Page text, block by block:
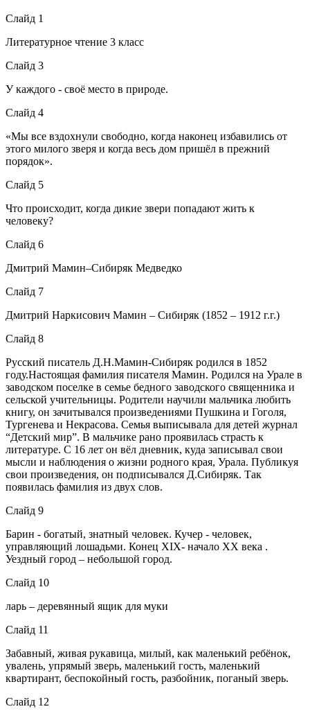
Слайд 1
Литературное чтение 3 класс
Слайд 3
У каждого - своё место в природе.
Слайд 4
«Мы все вздохнули свободно, когда наконец избавились от
этого милого зверя и когда весь дом пришёл в прежний
порядок».
Слайд 5
Что происходит, когда дикие звери попадают жить к
человеку?
Слайд 6
Дмитрий Мамин–Сибиряк Медведко
Слайд 7
Дмитрий Наркисович Мамин – Сибиряк (1852 – 1912 г.г.)
Слайд 8
Русский писатель Д.Н.Мамин-Сибиряк родился в 1852
году.Настоящая фамилия писателя Мамин. Родился на Урале в
заводском поселке в семье бедного заводского священника и
сельской учительницы. Родители научили мальчика любить
книгу, он зачитывался произведениями Пушкина и Гоголя,
Тургенева и Некрасова. Семья выписывала для детей журнал
“Детский мир”. В мальчике рано проявилась страсть к
литературе. С 16 лет он вёл дневник, куда записывал свои
мысли и наблюдения о жизни родного края, Урала. Публикуя
свои произведения, он подписывался Д.Сибиряк. Так
появилась фамилия из двух слов.
Слайд 9
Барин - богатый, знатный человек. Кучер - человек,
управляющий лошадьми. Конец XIX- начало XX века .
Уездный город – небольшой город.
Слайд 10
ларь – деревянный ящик для муки
Слайд 11
Забавный, живая рукавица, милый, как маленький ребёнок,
увалень, упрямый зверь, маленький гость, маленький
квартирант, беспокойный гость, разбойник, поганый зверь.
Слайд 12